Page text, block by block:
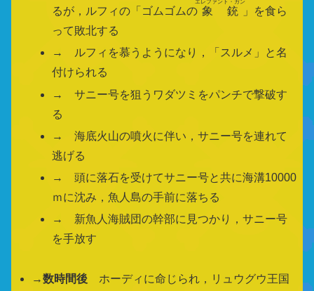
るが，ルフィの「ゴムゴムの 象銃
エレファント・ガン
」を食ら
って敗北する
→ ルフィを慕うようになり，「スルメ」と名
付けられる
→ サニー号を狙うワダツミをパンチで撃破す
る
→ 海底火山の噴火に伴い，サニー号を連れて
逃げる
→ 頭に落石を受けてサニー号と共に海溝10000
ｍに沈み，魚人島の手前に落ちる
→ 新魚人海賊団の幹部に見つかり，サニー号
を手放す
→数時間後 ホーディに命じられ，リュウグウ王国